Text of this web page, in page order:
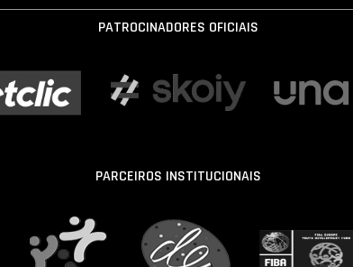
PATROCINADORES OFICIAIS
PARCEIROS INSTITUCIONAIS